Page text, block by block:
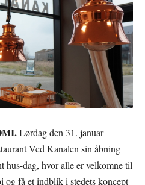
Lørdag den 31. januar
Ved Kanalen sin åbning
hus-dag, hvor alle er velkomne til
og få et indblik i stedets koncept